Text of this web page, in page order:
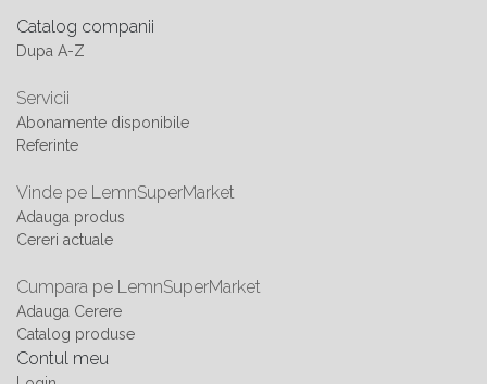
Catalog companii
Dupa A-Z
Servicii
Abonamente disponibile
Referinte
Vinde pe LemnSuperMarket
Adauga produs
Cereri actuale
Cumpara pe LemnSuperMarket
Adauga Cerere
Catalog produse
Contul meu